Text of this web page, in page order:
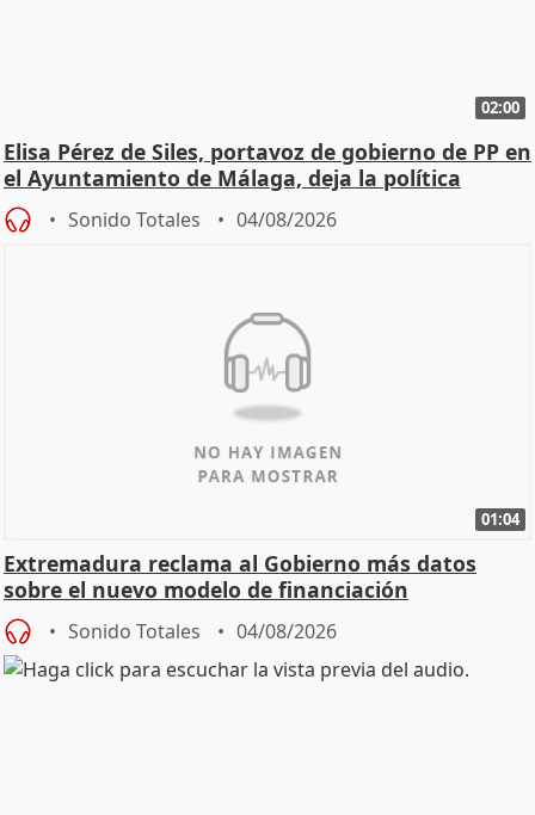
02:00
Elisa Pérez de Siles, portavoz de gobierno de PP en
el Ayuntamiento de Málaga, deja la política
Sonido Totales 04/08/2026
01:04
Extremadura reclama al Gobierno más datos
sobre el nuevo modelo de financiación
Sonido Totales 04/08/2026